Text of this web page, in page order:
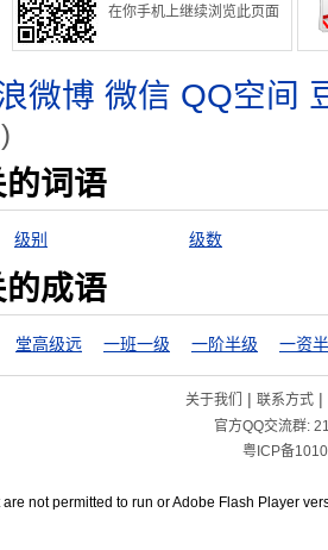
在你手机上继续浏览此页面
微博 微信 QQ空间
的词语
级别 级数
的成语
堂高级远 一班一级 一阶半级 一资
关于我们 | 联系方式|
官方QQ交流群:
粤ICP备
not permitted to run or Adobe Flash Player